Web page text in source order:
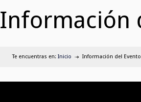
Información
Te encuentras en: Inicio Información del Evento